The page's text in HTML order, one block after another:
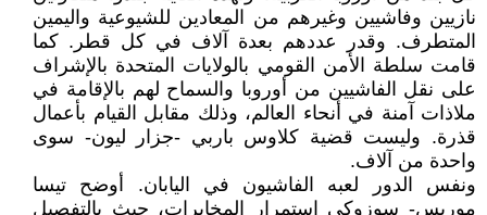
نازيين وفاشيين وغيرهم من المعادين للشيوعية واليمين
المتطرف. وقدر عددهم بعدة آلاف في كل قطر. كما
قامت سلطة الأمن القومي بالولايات المتحدة بالإشراف
على نقل الفاشيين من أوروبا والسماح لهم بالإقامة في
ملاذات آمنة في أنحاء العالم، وذلك مقابل القيام بأعمال
قذرة. وليست قضية كلاوس باربي -جزار ليون- سوى
واحدة من آلاف.
ونفس الدور لعبه الفاشيون في اليابان. أوضح تيسا
موريس- سوزوكي استمرار المخابرات، حيث بالتفصيل